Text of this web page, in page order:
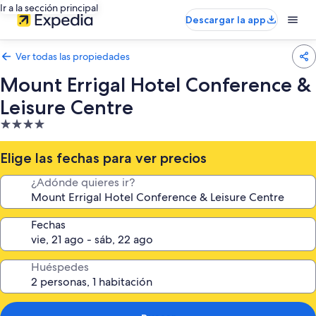
Ir a la sección principal
Descargar la app
Ver todas las propiedades
Mount Errigal Hotel Conference &
Leisure Centre
Propiedad
de
4.0
estrellas
Elige las fechas para ver precios
¿Adónde quieres ir?
Fechas
Huéspedes